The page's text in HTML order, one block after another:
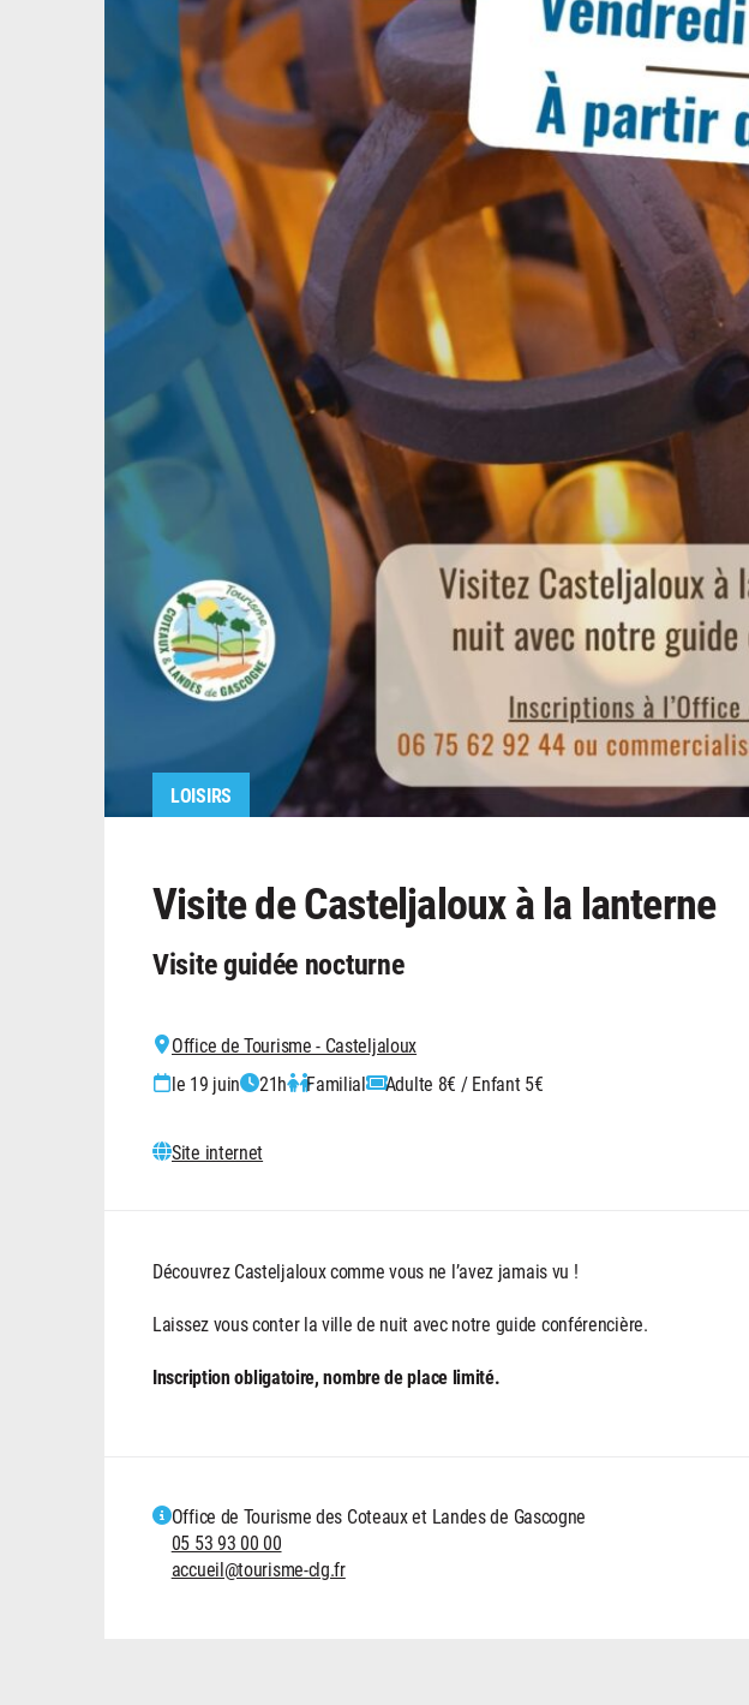
LOISIRS
Visite de Casteljaloux à la lanterne
Visite guidée nocturne
Office de Tourisme - Casteljaloux
le 19 juin
21h Familial Adulte 8€ / Enfant 5€
Site internet
Découvrez Casteljaloux comme vous ne l’avez jamais vu !
Laissez vous conter la ville de nuit avec notre guide conférencière.
Inscription obligatoire, nombre de place limité.
Office de Tourisme des Coteaux et Landes de Gascogne
05 53 93 00 00
accueil@tourisme-clg.fr